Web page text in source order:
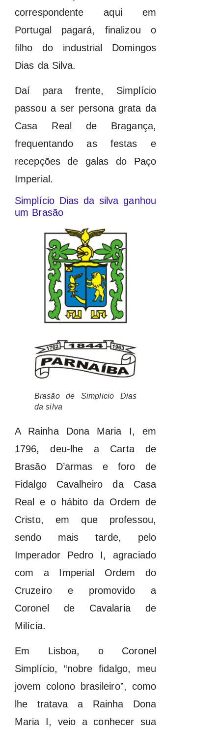
correspondente aqui em
Portugal pagará, finalizou o
filho do industrial Domingos
Dias da Silva.
Daí para frente, Simplício
passou a ser persona grata da
Casa Real de Bragança,
frequentando as festas e
recepções de galas do Paço
Imperial.
Simplício Dias da silva ganhou
um Brasão
Brasão de Simplicio Dias
da silva
A Rainha Dona Maria I, em
1796, deu-lhe a Carta de
Brasão D’armas e foro de
Fidalgo Cavalheiro da Casa
Real e o hábito da Ordem de
Cristo, em que professou,
sendo mais tarde, pelo
Imperador Pedro I, agraciado
com a Imperial Ordem do
Cruzeiro e promovido a
Coronel de Cavalaria de
Milícia.
Em Lisboa, o Coronel
Simplício, “nobre fidalgo, meu
jovem colono brasileiro”, como
lhe tratava a Rainha Dona
Maria I, veio a conhecer sua